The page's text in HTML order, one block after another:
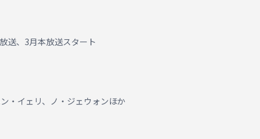
送、3月本放送スタート
・イェリ、ノ・ジェウォンほか